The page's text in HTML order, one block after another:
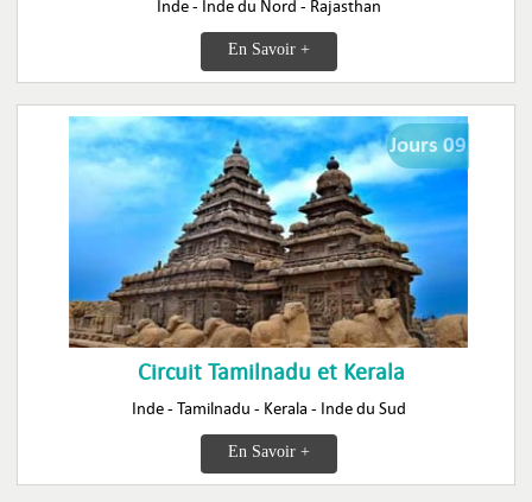
Inde - Inde du Nord - Rajasthan
En Savoir +
Jours 09
Circuit Tamilnadu et Kerala
Inde - Tamilnadu - Kerala - Inde du Sud
En Savoir +